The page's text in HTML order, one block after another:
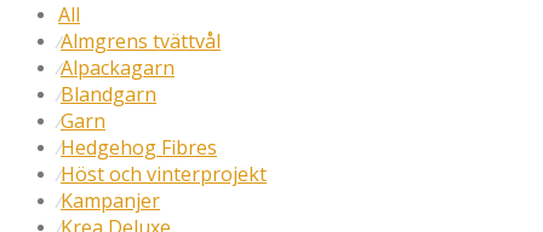
All
⁄Almgrens tvättvål
⁄Alpackagarn
⁄Blandgarn
⁄Garn
⁄Hedgehog Fibres
⁄Höst och vinterprojekt
⁄Kampanjer